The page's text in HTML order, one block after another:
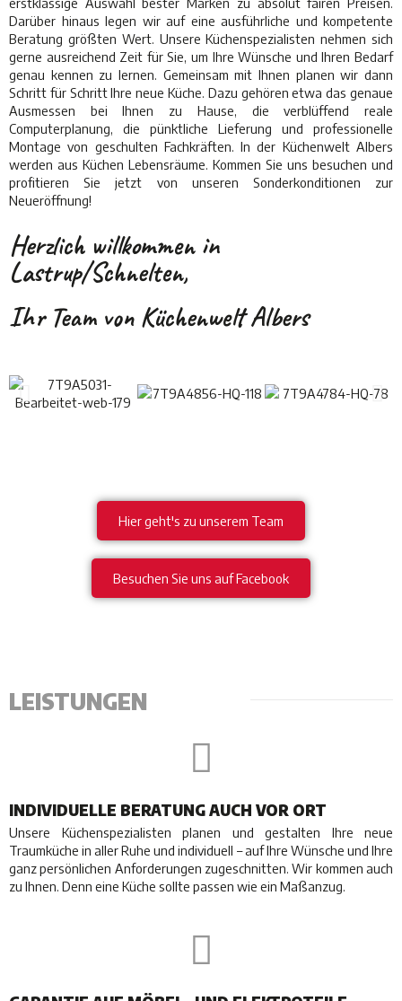
Darüber hinaus legen wir auf eine ausführliche und kompetente
Beratung größten Wert. Unsere Küchenspezialisten nehmen sich
gerne ausreichend Zeit für Sie, um Ihre Wünsche und Ihren Bedarf
genau kennen zu lernen. Gemeinsam mit Ihnen planen wir dann
Schritt für Schritt Ihre neue Küche. Dazu gehören etwa das genaue
Ausmessen bei Ihnen zu Hause, die verblüffend reale
Computerplanung, die pünktliche Lieferung und professionelle
Montage von geschulten Fachkräften. In der Küchenwelt Albers
werden aus Küchen Lebensräume. Kommen Sie uns besuchen und
profitieren Sie jetzt von unseren Sonderkonditionen zur
Neueröffnung!
Herzlich willkommen in
Lastrup/Schnelten,
Ihr Team von Küchenwelt Albers
Hier geht's zu unserem Team
Besuchen Sie uns auf Facebook
LEISTUNGEN
INDIVIDUELLE BERATUNG AUCH VOR ORT
Unsere Küchenspezialisten planen und gestalten Ihre neue
Traumküche in aller Ruhe und individuell – auf Ihre Wünsche und Ihre
ganz persönlichen Anforderungen zugeschnitten. Wir kommen auch
zu Ihnen. Denn eine Küche sollte passen wie ein Maßanzug.